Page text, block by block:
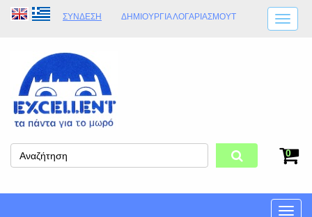
ΣΎΝΔΕΣΗ ΔΗΜΙΟΥΡΓΊΑ ΛΟΓΑΡΙΑΣΜΟΎT
ΩΡΆΡΙΟ ΚΑΤΑΣΤΉΜΑΤΟΣ
ΦΥΣΙΚΌ ΚΑΤΆΣΤΗΜΑ
0
Toggle